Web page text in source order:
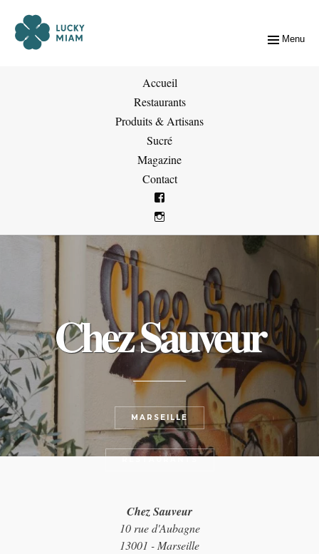
Menu
Accueil
Restaurants
Produits & Artisans
Sucré
Magazine
Contact
Chez Sauveur
MARSEILLE
Chez Sauveur
10 rue d'Aubagne
13001 - Marseille